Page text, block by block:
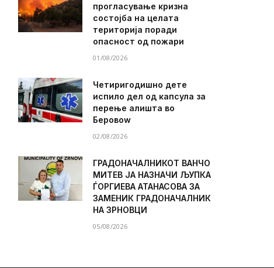
прогласување кризна
состојба на целата
територија поради
опасност од пожари
01/08/2026
Четиригодишно дете
испило дел од капсула за
перење алишта во
Беровоw
02/08/2026
ГРАДОНАЧАЛНИКОТ ВАНЧО
МИТЕВ ЈА НАЗНАЧИ ЉУПКА
ЃОРГИЕВА АТАНАСОВА ЗА
ЗАМЕНИК ГРАДОНАЧАЛНИК
НА ЗРНОВЦИ
05/08/2026